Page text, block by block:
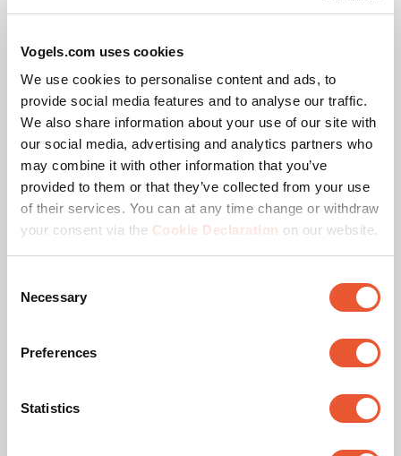
Vogels.com uses cookies
We use cookies to personalise content and ads, to
provide social media features and to analyse our traffic.
We also share information about your use of our site with
our social media, advertising and analytics partners who
may combine it with other information that you’ve
provided to them or that they’ve collected from your use
of their services. You can at any time change or withdraw
your consent via the Cookie Declaration on our website.
Selection
Necessary
Preferences
Statistics
Charge max. (kg) 30
Dimensions min. écran (pouce)10
Dimensions max. écran (pouce) 43
Schéma de trous (VESA) 50 mm x 50 mm, 75 mm
x 75 mm, 100 mm x 100
mm, 100 mm x 200 mm,